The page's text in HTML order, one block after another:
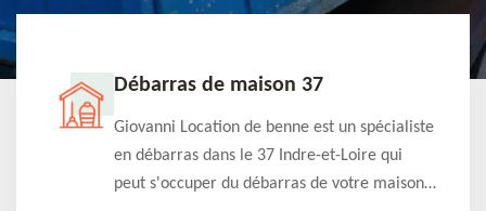
Débarras de maison 37
Giovanni Location de benne est un spécialiste
en débarras dans le 37 Indre-et-Loire qui
peut s'occuper du débarras de votre maison